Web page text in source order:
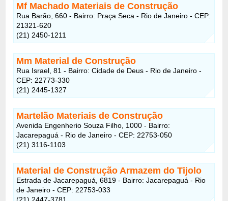
Mf Machado Materiais de Construção
Rua Barão, 660 - Bairro: Praça Seca - Rio de Janeiro - CEP:
21321-620
(21) 2450-1211
Mm Material de Construção
Rua Israel, 81 - Bairro: Cidade de Deus - Rio de Janeiro -
CEP: 22773-330
(21) 2445-1327
Martelão Materiais de Construção
Avenida Engenherio Souza Filho, 1000 - Bairro:
Jacarepaguá - Rio de Janeiro - CEP: 22753-050
(21) 3116-1103
Material de Construção Armazem do Tijolo
Estrada de Jacarepaguá, 6819 - Bairro: Jacarepaguá - Rio
de Janeiro - CEP: 22753-033
(21) 2447-3781